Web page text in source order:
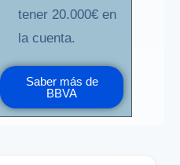
tener 20.000€ en
la cuenta.
Saber más de
BBVA